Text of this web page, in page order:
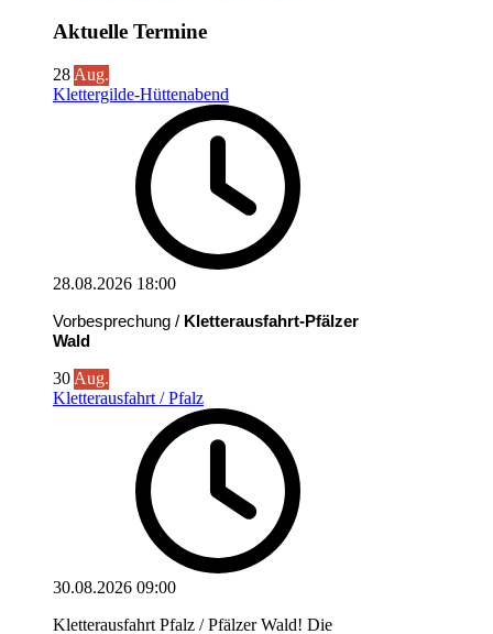
Aktuelle Termine
28 Aug.
Klettergilde-Hüttenabend
28.08.2026 18:00
Vorbesprechung / Kletterausfahrt-Pfälzer
Wald
30 Aug.
Kletterausfahrt / Pfalz
30.08.2026 09:00
Kletterausfahrt Pfalz / Pfälzer Wald! Die